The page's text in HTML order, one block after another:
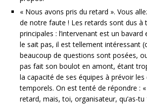
« Nous avons pris du retard ». Vous
de notre faute ! Les retards sont dus à
principales : l’intervenant est un bavard
le sait pas, il est tellement intéressant
beaucoup de questions sont posées, ou
pas fait son boulot en amont, étant
la capacité de ses équipes à prévoir les
temporels. On est tenté de répondre :
retard, mais, toi, organisateur, qu’as-